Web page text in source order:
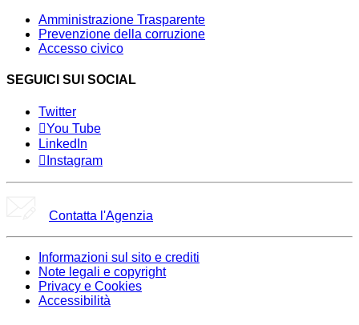
Amministrazione Trasparente
Prevenzione della corruzione
Accesso civico
SEGUICI SUI SOCIAL
Twitter
You Tube
LinkedIn
Instagram
Contatta l'Agenzia
Informazioni sul sito e crediti
Note legali e copyright
Privacy e Cookies
Accessibilità